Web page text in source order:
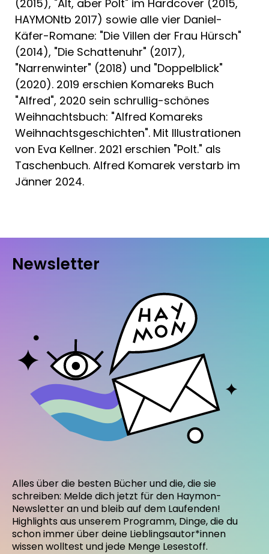
(2015), "Alt, aber Polt" im Hardcover (2015,
HAYMONtb 2017) sowie alle vier Daniel-
Käfer-Romane: "Die Villen der Frau Hürsch"
(2014), "Die Schattenuhr" (2017),
"Narrenwinter" (2018) und "Doppelblick"
(2020). 2019 erschien Komareks Buch
"Alfred", 2020 sein schrullig-schönes
Weihnachtsbuch: "Alfred Komareks
Weihnachtsgeschichten". Mit Illustrationen
von Eva Kellner. 2021 erschien "Polt." als
Taschenbuch. Alfred Komarek verstarb im
Jänner 2024.
Newsletter
Alles über die besten Bücher und die, die sie
schreiben: Melde dich jetzt für den Haymon-
Newsletter an und bleib auf dem Laufenden!
Highlights aus unserem Programm, Dinge, die du
schon immer über deine Lieblingsautor*innen
wissen wolltest und jede Menge Lesestoff.